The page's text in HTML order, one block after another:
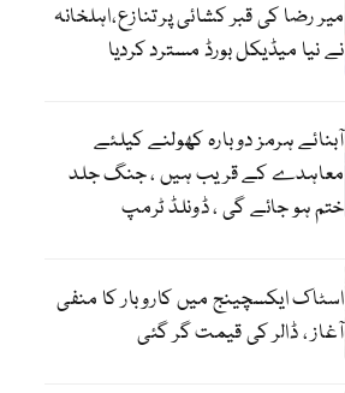
میر رضا کی قبر کشائی پر تنازع،اہلخانہ
نے نیا میڈیکل بورڈ مسترد کردیا
آبنائے ہرمز دوبارہ کھولنے کیلئے
معاہدے کے قریب ہیں ، جنگ جلد
ختم ہو جائے گی ، ڈونلڈ ٹرمپ
اسٹاک ایکسچینج میں کاروبار کا منفی
آغاز ، ڈالر کی قیمت گر گئی